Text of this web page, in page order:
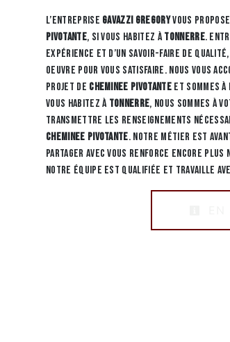
L’entreprise GAVAZZI GREGORYvous
pivotante, si vous habitez àTonnerre.
expérience et d’un savoir-faire de
oeuvre pour vous satisfaire. Nous vous
projet de Cheminee pivotanteet sommes à
vous habitez à Tonnerre, nous sommes à
transmettre les renseignements
Cheminee pivotante. Notre métier est
partager avec vous renforce encore
notre équipe est qualifiée et travaille